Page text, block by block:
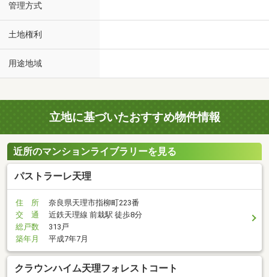
管理方式
土地権利
用途地域
立地に基づいたおすすめ物件情報
近所のマンションライブラリーを見る
パストラーレ天理
住 所
奈良県天理市指柳町223番
交 通
近鉄天理線 前栽駅 徒歩8分
総戸数
313戸
築年月
平成7年7月
クラウンハイム天理フォレストコート